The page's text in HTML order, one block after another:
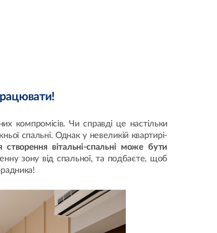
компромісів. Чи справді це настільки
спальні. Однак у невеликій квартирі-
створення вітальні-спальні може бути
зону від спальної, та подбаєте, щоб